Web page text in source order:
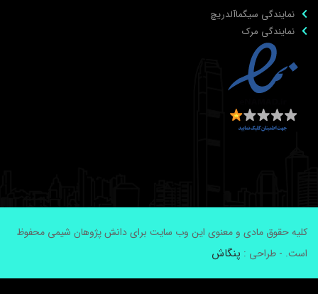
نمایندگی سیگماآلدریچ
نمایندگی مرک
حقوق مادی و معنوی این وب سایت برای دانش پژوهان شیمی محفوظ
- طراحی :پنگاش